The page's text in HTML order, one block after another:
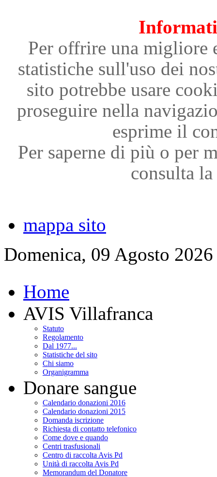
Per offrire una migliore
statistiche sull'uso dei
sito potrebbe usare
proseguire nella
esprime il
Per saperne di più o per
consulta
mappa sito
Domenica, 09 Agosto 2026
Home
AVIS Villafranca
Statuto
Regolamento
Dal 1977...
Statistiche del sito
Chi siamo
Organigramma
Donare sangue
Calendario donazioni 2016
Calendario donazioni 2015
Domanda iscrizione
Richiesta di contatto telefonico
Come dove e quando
Centri trasfusionali
Centro di raccolta Avis Pd
Unità di raccolta Avis Pd
Memorandum del Donatore